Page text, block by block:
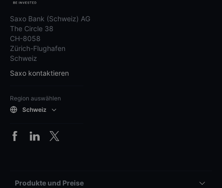
Saxo Bank (Schweiz) AG
The Circle 38
CH-8058
Zürich-Flughafen
Schweiz
Saxo kontaktieren
Region auswählen
Schweiz
Produkte und Preise